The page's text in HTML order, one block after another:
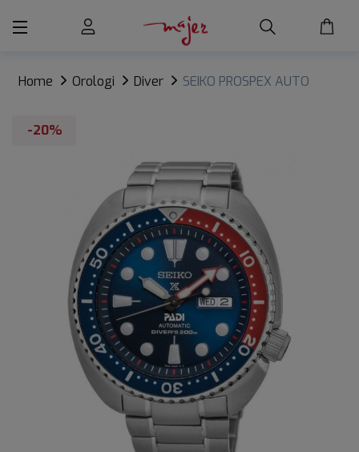
Home Orologi Diver
SEIKO PROSPEX AUTO
-20%